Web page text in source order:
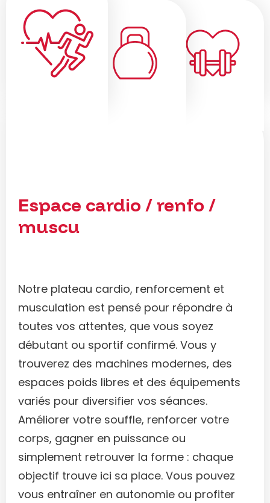
Espace cardio / renfo /
muscu
Notre plateau cardio, renforcement et
musculation est pensé pour répondre à
toutes vos attentes, que vous soyez
débutant ou sportif confirmé. Vous y
trouverez des machines modernes, des
espaces poids libres et des équipements
variés pour diversifier vos séances.
Améliorer votre souffle, renforcer votre
corps, gagner en puissance ou
simplement retrouver la forme : chaque
objectif trouve ici sa place. Vous pouvez
vous entraîner en autonomie ou profiter